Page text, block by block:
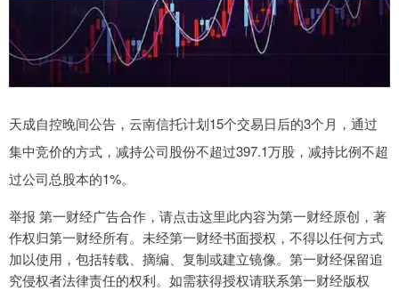
天成自控晚间公告，云南信托计划15个交易日后的3个月，通过
集中竞价的方式，减持公司股份不超过397.1万股，减持比例不超
过公司总股本的1%。
举报 第一财经广告合作，请点击这里此内容为第一财经原创，著
作权归第一财经所有。未经第一财经书面授权，不得以任何方式
加以使用，包括转载、摘编、复制或建立镜像。第一财经保留追
究侵权者法律责任的权利。如需获得授权请联系第一财经版权